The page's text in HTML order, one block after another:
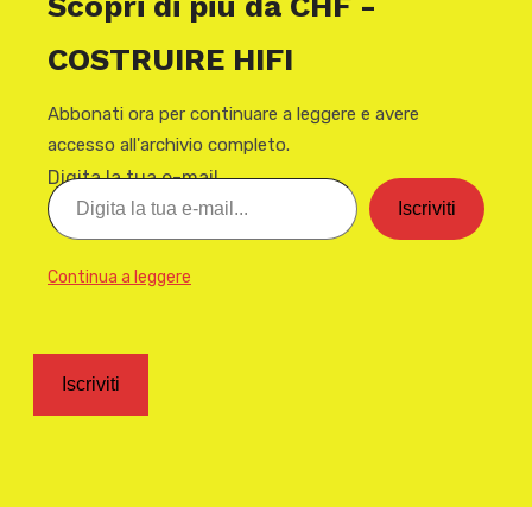
COSTRUIRE HIFI
Abbonati ora per continuare a leggere e avere
accesso all'archivio completo.
Digita la tua e-mail...
Iscriviti
Continua a leggere
Iscriviti